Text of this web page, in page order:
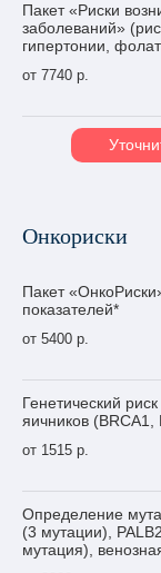
Пакет «Риски
заболеваний»
гипертонии,
от 7740 р.
Онкориски
Пакет
показателей*
от 5400 р.
Генетический
яичников (BRCA1,
от 1515 р.
Определение
(3 мутации),
мутация),